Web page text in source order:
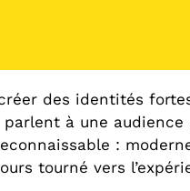
des identités
à une audience
:
tourné vers